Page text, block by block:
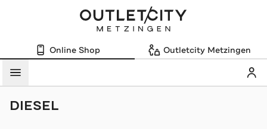
Online Shop Outletcity Metzingen
Menü
DIESEL